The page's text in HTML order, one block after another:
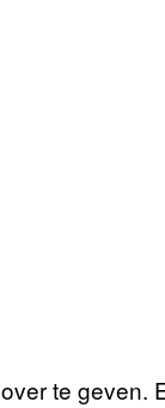
te geven.